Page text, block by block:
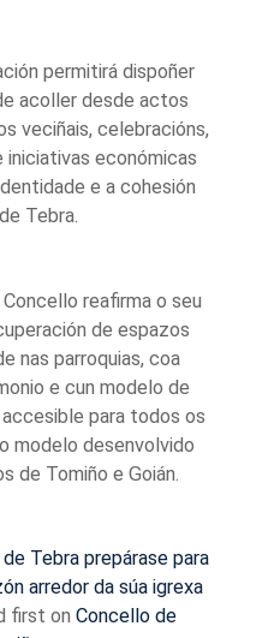
permitirá dispoñer
acoller desde actos
veciñais, celebracións,
económicas
e a cohesión
Tebra.
reafirma o seu
de espazos
nas parroquias, coa
e cun modelo de
para todos os
modelo desenvolvido
de Tomiño e Goián.
Tebra prepárase para
arredor da súa igrexa
first on Concello de